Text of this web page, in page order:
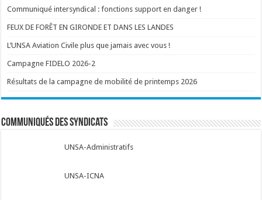
Communiqué intersyndical : fonctions support en danger !
FEUX DE FORÊT EN GIRONDE ET DANS LES LANDES
L’UNSA Aviation Civile plus que jamais avec vous !
Campagne FIDELO 2026-2
Résultats de la campagne de mobilité de printemps 2026
Communiqués des syndicats
UNSA-Administratifs
UNSA-ICNA